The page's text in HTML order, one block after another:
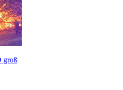
groß